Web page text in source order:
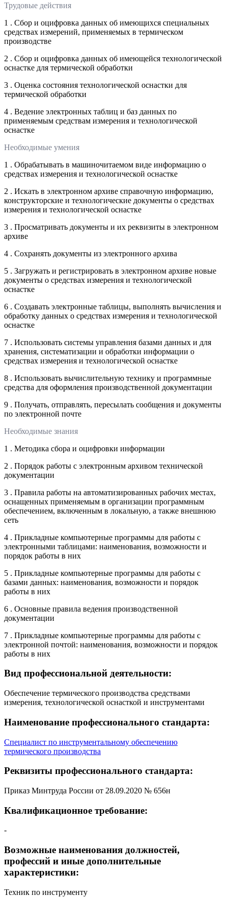
Трудовые действия
1 . Сбор и оцифровка данных об имеющихся специальных
средствах измерений, применяемых в термическом
производстве
2 . Сбор и оцифровка данных об имеющейся технологической
оснастке для термической обработки
3 . Оценка состояния технологической оснастки для
термической обработки
4 . Ведение электронных таблиц и баз данных по
применяемым средствам измерения и технологической
оснастке
Необходимые умения
1 . Обрабатывать в машиночитаемом виде информацию о
средствах измерения и технологической оснастке
2 . Искать в электронном архиве справочную информацию,
конструкторские и технологические документы о средствах
измерения и технологической оснастке
3 . Просматривать документы и их реквизиты в электронном
архиве
4 . Сохранять документы из электронного архива
5 . Загружать и регистрировать в электронном архиве новые
документы о средствах измерения и технологической
оснастке
6 . Создавать электронные таблицы, выполнять вычисления и
обработку данных о средствах измерения и технологической
оснастке
7 . Использовать системы управления базами данных и для
хранения, систематизации и обработки информации о
средствах измерения и технологической оснастке
8 . Использовать вычислительную технику и программные
средства для оформления производственной документации
9 . Получать, отправлять, пересылать сообщения и документы
по электронной почте
Необходимые знания
1 . Методика сбора и оцифровки информации
2 . Порядок работы с электронным архивом технической
документации
3 . Правила работы на автоматизированных рабочих местах,
оснащенных применяемым в организации программным
обеспечением, включенным в локальную, а также внешнюю
сеть
4 . Прикладные компьютерные программы для работы с
электронными таблицами: наименования, возможности и
порядок работы в них
5 . Прикладные компьютерные программы для работы с
базами данных: наименования, возможности и порядок
работы в них
6 . Основные правила ведения производственной
документации
7 . Прикладные компьютерные программы для работы с
электронной почтой: наименования, возможности и порядок
работы в них
Вид профессиональной деятельности:
Обеспечение термического производства средствами
измерения, технологической оснасткой и инструментами
Наименование профессионального стандарта:
Специалист по инструментальному обеспечению
термического производства
Реквизиты профессионального стандарта:
Приказ Минтруда России от 28.09.2020 № 656н
Квалификационное требование:
-
Возможные наименования должностей,
профессий и иные дополнительные
характеристики:
Техник по инструменту